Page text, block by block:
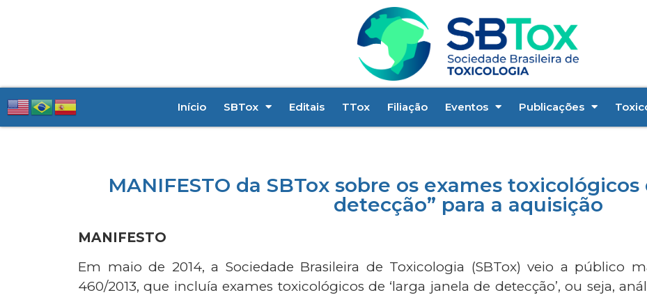
Início SBTox Editais TTox Filiação Eventos Publicações
MANIFESTO da SBTox sobre os exames toxicológicos
detecção” para a aquisição
MANIFESTO
Em maio de 2014, a Sociedade Brasileira de Toxicologia (SBTox) veio a público
460/2013, que incluía exames toxicológicos de ‘larga janela de detecção’, ou seja,